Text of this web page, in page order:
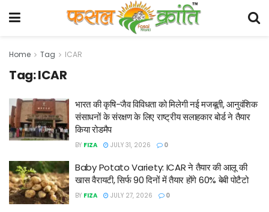
Home Tag ICAR
Tag:ICAR
भारत की कृषि-जैव विविधता को मिलेगी नई मजबूती, आनुवंशिक
संसाधनों के संरक्षण के लिए राष्ट्रीय सलाहकार बोर्ड ने तैयार
किया रोडमैप
BY FIZA JULY 31, 2026 0
Baby Potato Variety: ICAR ने तैयार की आलू की
खास वैरायटी, सिर्फ 90 दिनों में तैयार होंगे 60% बेबी पोटैटो
BY FIZA JULY 27, 2026 0